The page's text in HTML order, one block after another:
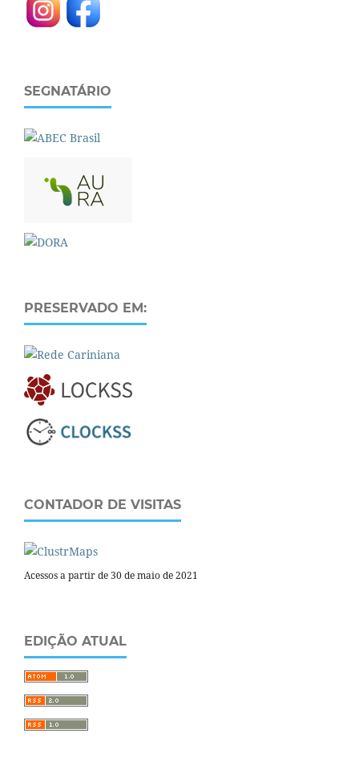
SEGNATÁRIO
PRESERVADO EM:
CONTADOR DE VISITAS
Acessos a partir de 30 de maio de 2021
EDIÇÃO ATUAL